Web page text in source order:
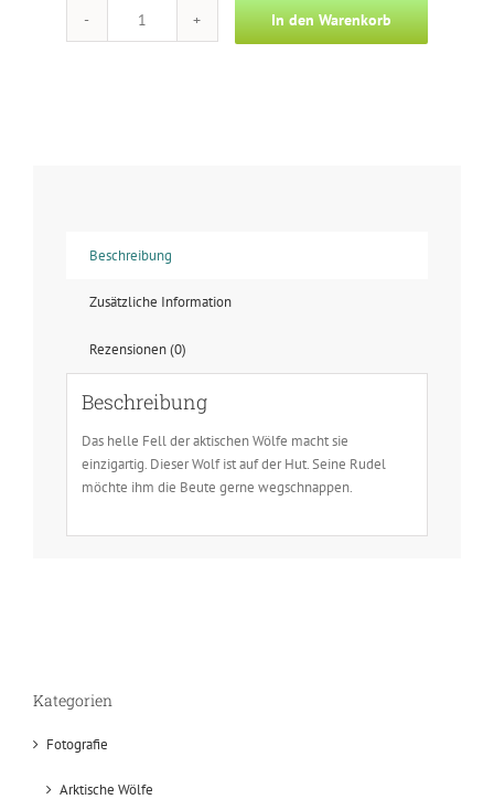
Foto
In den Warenkorb
Beschreibung
Zusätzliche Information
Rezensionen (0)
Beschreibung
Das helle Fell der aktischen Wölfe macht sie
einzigartig. Dieser Wolf ist auf der Hut. Seine Rudel
möchte ihm die Beute gerne wegschnappen.
Kategorien
Fotografie
Arktische Wölfe